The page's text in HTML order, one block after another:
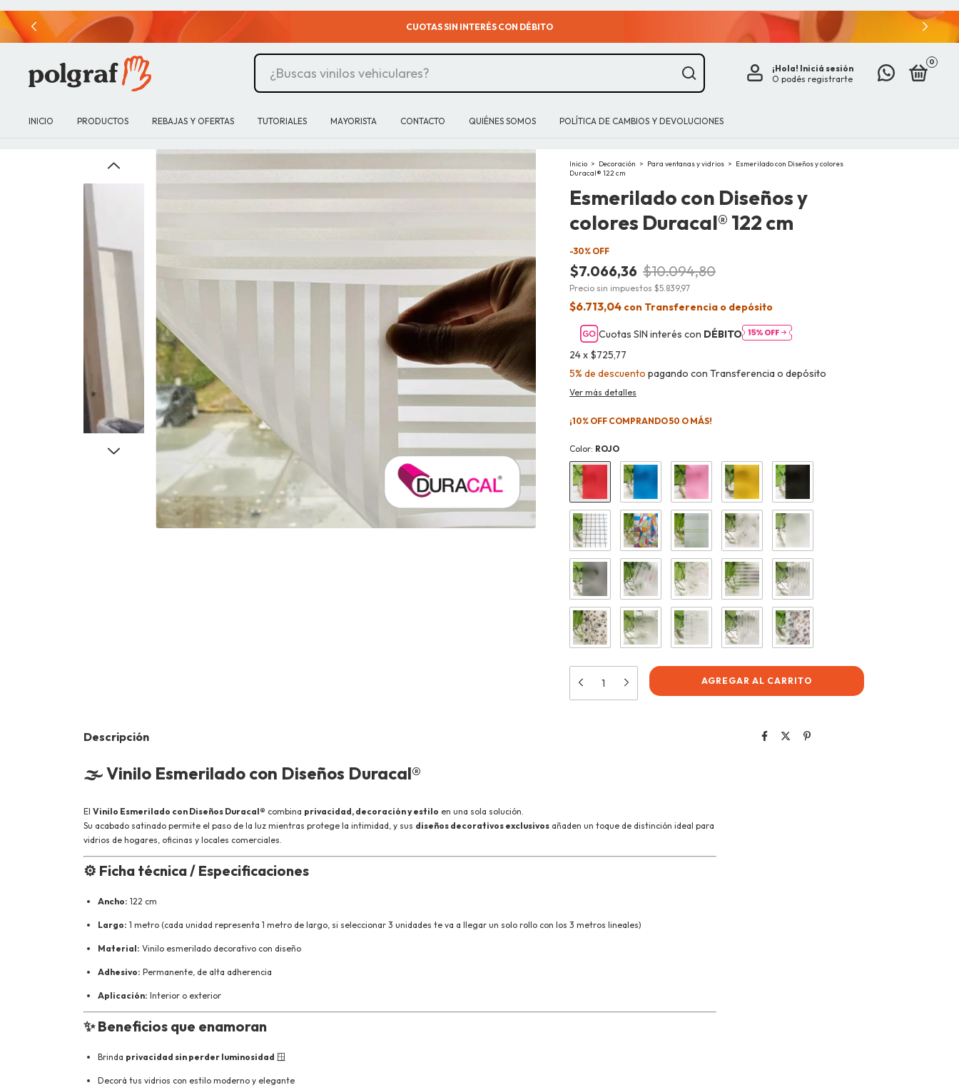
¿DUDAS? CONTACTATE CON UN ASESOR HACIENDO CLICK AQUI
¡Hola! Iniciá sesión
O podés registrarte
0
INICIO PRODUCTOS REBAJAS Y OFERTAS TUTORIALES MAYORISTA CONTACTO QUIÉNES SOMOS POLÍTICA DE CAMBIOS Y DEVOLUCIONES
Inicio > Decoración > Para ventanas y vidrios > Esmerilado con Diseños y colores
Duracal® 122 cm
Esmerilado con Diseños y
colores Duracal® 122 cm
-30% OFF
$7.066,36 $10.094,80
Precio sin impuestos $5.839,97
$6.713,04 con Transferencia o depósito
Cuotas SIN interés con DÉBITO
24x $725,77
5% de descuento pagando con Transferencia o depósito
Ver más detalles
¡10% OFF COMPRANDO 50 O MÁS!
Color: ROJO
Descripción
🌫️Vinilo Esmerilado con Diseños Duracal®
El Vinilo Esmerilado con Diseños Duracal® combina privacidad, decoración y estilo en una sola solución.
Su acabado satinado permite el paso de la luz mientras protege la intimidad, y sus diseños decorativos exclusivos añaden un toque de distinción ideal para
vidrios de hogares, oficinas y locales comerciales.
⚙️ Ficha técnica / Especificaciones
Ancho: 122 cm
Largo: 1 metro (cada unidad representa 1 metro de largo, si seleccionar 3 unidades te va a llegar un solo rollo con los 3 metros lineales)
Material: Vinilo esmerilado decorativo con diseño
Adhesivo: Permanente, de alta adherencia
Aplicación: Interior o exterior
✨ Beneficios que enamoran
Brinda privacidad sin perder luminosidad 🪟
Decorá tus vidrios con estilo moderno y elegante